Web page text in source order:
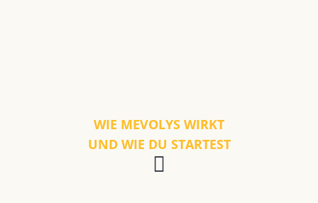
WIE MEVOLYS WIRKT
UND WIE DU STARTEST